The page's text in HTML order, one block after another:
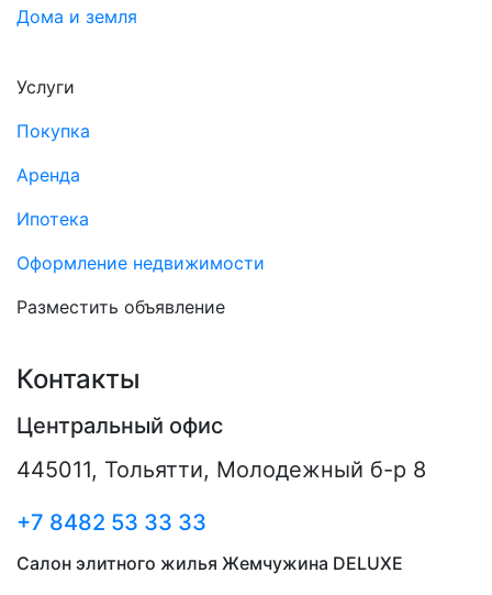
Дома и земля
Услуги
Покупка
Аренда
Ипотека
Оформление недвижимости
Разместить объявление
Контакты
Центральный офис
445011, Тольятти, Молодежный б-р 8
+7 8482 53 33 33
Салон элитного жилья Жемчужина DELUXE